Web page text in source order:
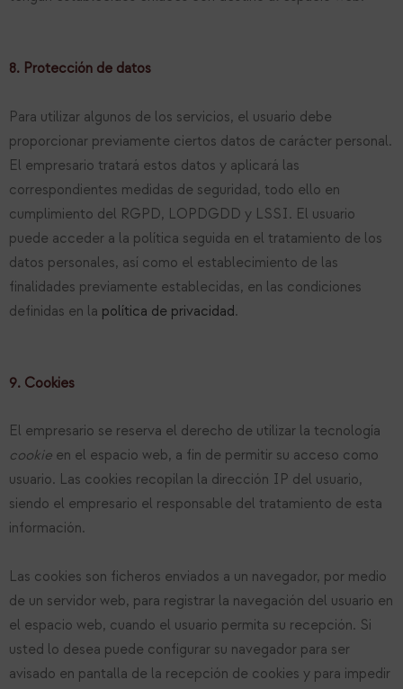
8. Protección de datos
Para utilizar algunos de los servicios, el usuario debe
proporcionar previamente ciertos datos de carácter personal.
El empresario tratará estos datos y aplicará las
correspondientes medidas de seguridad, todo ello en
cumplimiento del RGPD, LOPDGDD y LSSI. El usuario
puede acceder a la política seguida en el tratamiento de los
datos personales, así como el establecimiento de las
finalidades previamente establecidas, en las condiciones
definidas en la política de privacidad.
9. Cookies
El empresario se reserva el derecho de utilizar la tecnología
cookie en el espacio web, a fin de permitir su acceso como
usuario. Las cookies recopilan la dirección IP del usuario,
siendo el empresario el responsable del tratamiento de esta
información.
Las cookies son ficheros enviados a un navegador, por medio
de un servidor web, para registrar la navegación del usuario en
el espacio web, cuando el usuario permita su recepción. Si
usted lo desea puede configurar su navegador para ser
avisado en pantalla de la recepción de cookies y para impedir